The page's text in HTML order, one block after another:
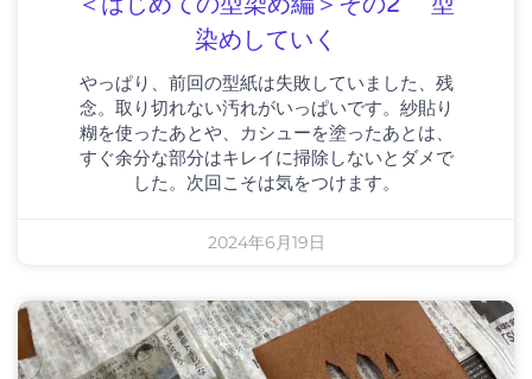
染めしていく
やっぱり、前回の型紙は失敗していました、残
念。取り切れない汚れがいっぱいです。紗貼り
糊を使ったあとや、カシューを塗ったあとは、
すぐ余分な部分はキレイに掃除しないとダメで
した。次回こそは気をつけます。
2024年6月19日